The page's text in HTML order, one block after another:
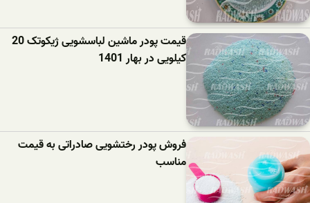
قیمت پودر ماشین لباسشویی ژیکوتک 20
کیلویی در بهار 1401
فروش پودر رختشویی صادراتی به قیمت
مناسب